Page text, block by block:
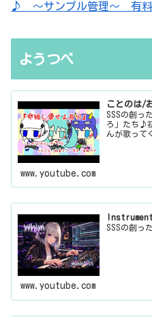
♪ ～サンプル管理～ 有料
ようつべ
ことのは/
SSSの創っ
ろ」たち♪
んが歌って
www.youtube.com
SSSの創っ
www.youtube.com